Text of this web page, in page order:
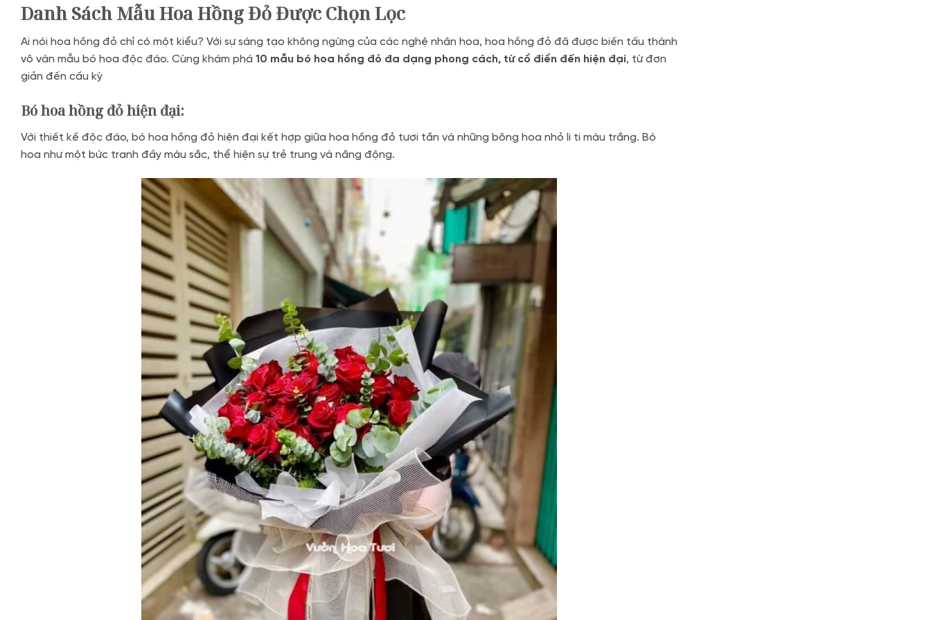
Danh Sách Mẫu Hoa Hồng Đỏ Được Chọn Lọc
Ai nói hoa hồng đỏ chỉ có một kiểu? Với sự sáng tạo không ngừng của các nghệ nhân hoa, hoa hồng đỏ đã được biến tấu thành
vô vàn mẫu bó hoa độc đáo. Cùng khám phá 10 mẫu bó hoa hồng đỏ đa dạng phong cách, từ cổ điển đến hiện đại, từ đơn
giản đến cầu kỳ
Bó hoa hồng đỏ hiện đại:
Với thiết kế độc đáo, bó hoa hồng đỏ hiện đại kết hợp giữa hoa hồng đỏ tươi tắn và những bông hoa nhỏ li ti màu trắng. Bó
hoa như một bức tranh đầy màu sắc, thể hiện sự trẻ trung và năng động.